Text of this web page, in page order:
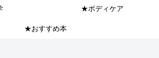
★ボディケア
★おすすめ本